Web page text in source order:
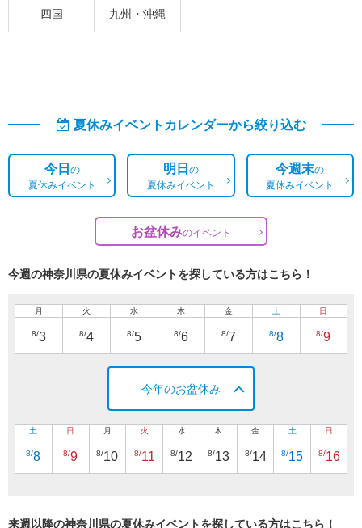
四国 九州・沖縄
夏休みイベントカレンダーから絞り込む
今日の
夏休みイベント
明日の
夏休みイベント
今週末の
夏休みイベント
お盆休みのイベント
今週の神奈川県の夏休みイベントを探している方はこちら！
月
8/3
火
8/4
水
8/5
木
8/6
金
8/7
土
8/8
日
8/9
今年のお盆休み
土
8/8
日
8/9
月
8/10
火
8/11
水
8/12
木
8/13
金
8/14
土
8/15
日
8/16
来週以降の神奈川県の夏休みイベントを探している方はこちら！